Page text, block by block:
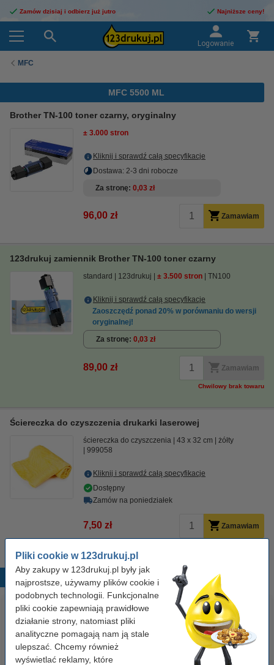
Pliki cookie w 123drukuj.pl
Aby zakupy w 123drukuj.pl były jak
najprostsze, używamy plików cookie i
podobnych technologii. Funkcjonalne
pliki cookie zapewniają prawidłowe
działanie strony, natomiast pliki
analityczne pomagają nam ją stale
ulepszać. Chcemy również
wyświetlać reklamy, które
Zamów dzisiaj i odbierz już jutro Najniższe ceny!
Logowanie
MFC
MFC 5500 ML
Brother TN-100 toner czarny, oryginalny
± 3.000 stron
Kliknij i sprawdź całą specyfikacje
Dostawa: 2-3 dni robocze
Za stronę 0,03 zł
96,00 zł Zamawiam
123drukuj zamiennik Brother TN-100 toner czarny
standard 123drukuj ± 3.500 stron TN100
Kliknij i sprawdź całą specyfikacje
Zaoszczędź ponad 20% w porównaniu do wersji
oryginalnej!
Za stronę 0,03 zł
89,00 zł Zamawiam
Chwilowy brak towaru
Ściereczka do czyszczenia drukarki laserowej
ściereczka do czyszczenia 43 x 32 cm
żółty
999058
Kliknij i sprawdź całą specyfikacje
Dostępny
Zamów na poniedziałek
7,50 zł Zamawiam
Popularne produkty